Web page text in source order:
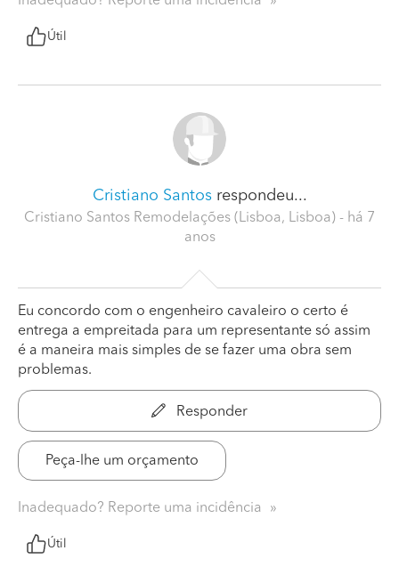
Útil
Cristiano Santosrespondeu...
Cristiano Santos Remodelações (Lisboa, Lisboa) - há 7
anos
Eu concordo com o engenheiro cavaleiro o certo é
entrega a empreitada para um representante só assim
é a maneira mais simples de se fazer uma obra sem
problemas.
Responder
Peça-lhe um orçamento
Inadequado? Reporte uma incidência
Útil